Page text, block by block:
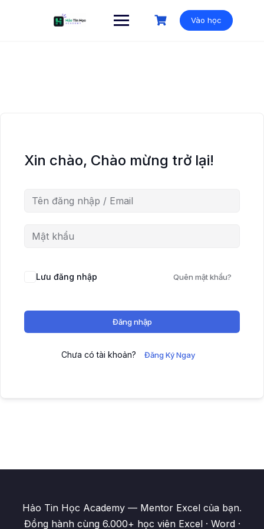
Vào học
Xin chào, Chào mừng trở lại!
Lưu đăng nhập Quên mật khẩu?
Đăng nhập
Chưa có tài khoản? Đăng Ký Ngay
Hảo Tin Học Academy — Mentor Excel của bạn.
Đồng hành cùng 6.000+ học viên Excel · Word ·